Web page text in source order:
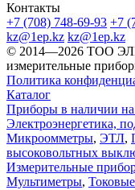
Контакты
+7 (708) 748-69-93 +7
kz@1ep.kz kz@1ep.kz
©️ 2014—2026 ТОО
измерительные
Политика
Каталог
Приборы в наличии на
Электроэнергетика,
Микроомметры, ЭТЛ,
высоковольтных
Измерительные
Мультиметры,